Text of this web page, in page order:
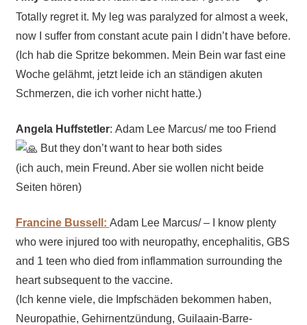
Totally regret it. My leg was paralyzed for almost a week,
now I suffer from constant acute pain I didn’t have before.
(Ich hab die Spritze bekommen. Mein Bein war fast eine
Woche gelähmt, jetzt leide ich an ständigen akuten
Schmerzen, die ich vorher nicht hatte.)
Angela Huffstetler: Adam Lee Marcus/ me too Friend
But they don’t want to hear both sides
(ich auch, mein Freund. Aber sie wollen nicht beide
Seiten hören)
Francine Bussell: Adam Lee Marcus/ – I know plenty
who were injured too with neuropathy, encephalitis, GBS
and 1 teen who died from inflammation surrounding the
heart subsequent to the vaccine.
(Ich kenne viele, die Impfschäden bekommen haben,
Neuropathie, Gehirnentzündung, Guilaain-Barre-